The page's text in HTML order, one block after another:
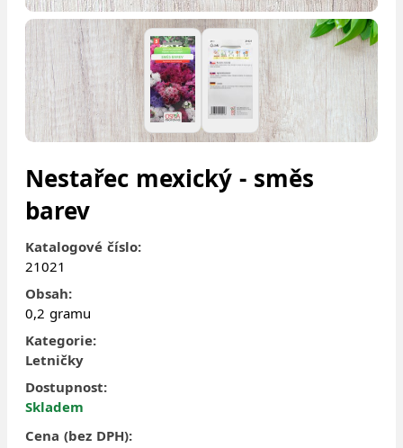
Nestařec mexický - směs
barev
Katalogové číslo:
21021
Obsah:
0,2 gramu
Kategorie:
Letničky
Dostupnost:
Skladem
Cena (bez DPH):